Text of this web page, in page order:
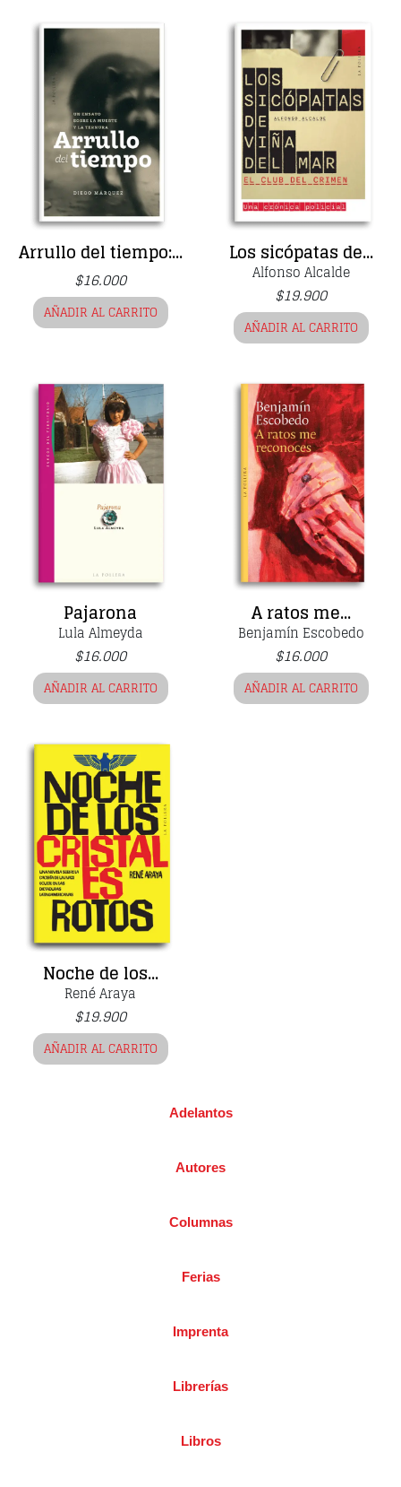
Arrullo del tiempo:...
$16.000
AÑADIR AL CARRITO
Los sicópatas de...
$19.900
Alfonso Alcalde
AÑADIR AL CARRITO
Pajarona
$16.000
Lula Almeyda
AÑADIR AL CARRITO
A ratos me...
$16.000
Benjamín Escobedo
AÑADIR AL CARRITO
Noche de los...
$19.900
René Araya
AÑADIR AL CARRITO
Adelantos
Autores
Columnas
Ferias
Imprenta
Librerías
Libros